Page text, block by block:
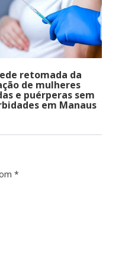
retomada da
de mulheres
e puérperas sem
em Manaus
*